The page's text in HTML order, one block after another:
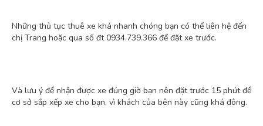
Những thủ tục thuê xe khá nhanh chóng bạn có thể liên hệ đến
chị Trang hoặc qua số đt 0934.739.366 để đặt xe trước.
Và lưu ý để nhận được xe đúng giờ bạn nên đặt trước 15 phút để
cơ sở sắp xếp xe cho bạn, vì khách của bên này cũng khá đông.